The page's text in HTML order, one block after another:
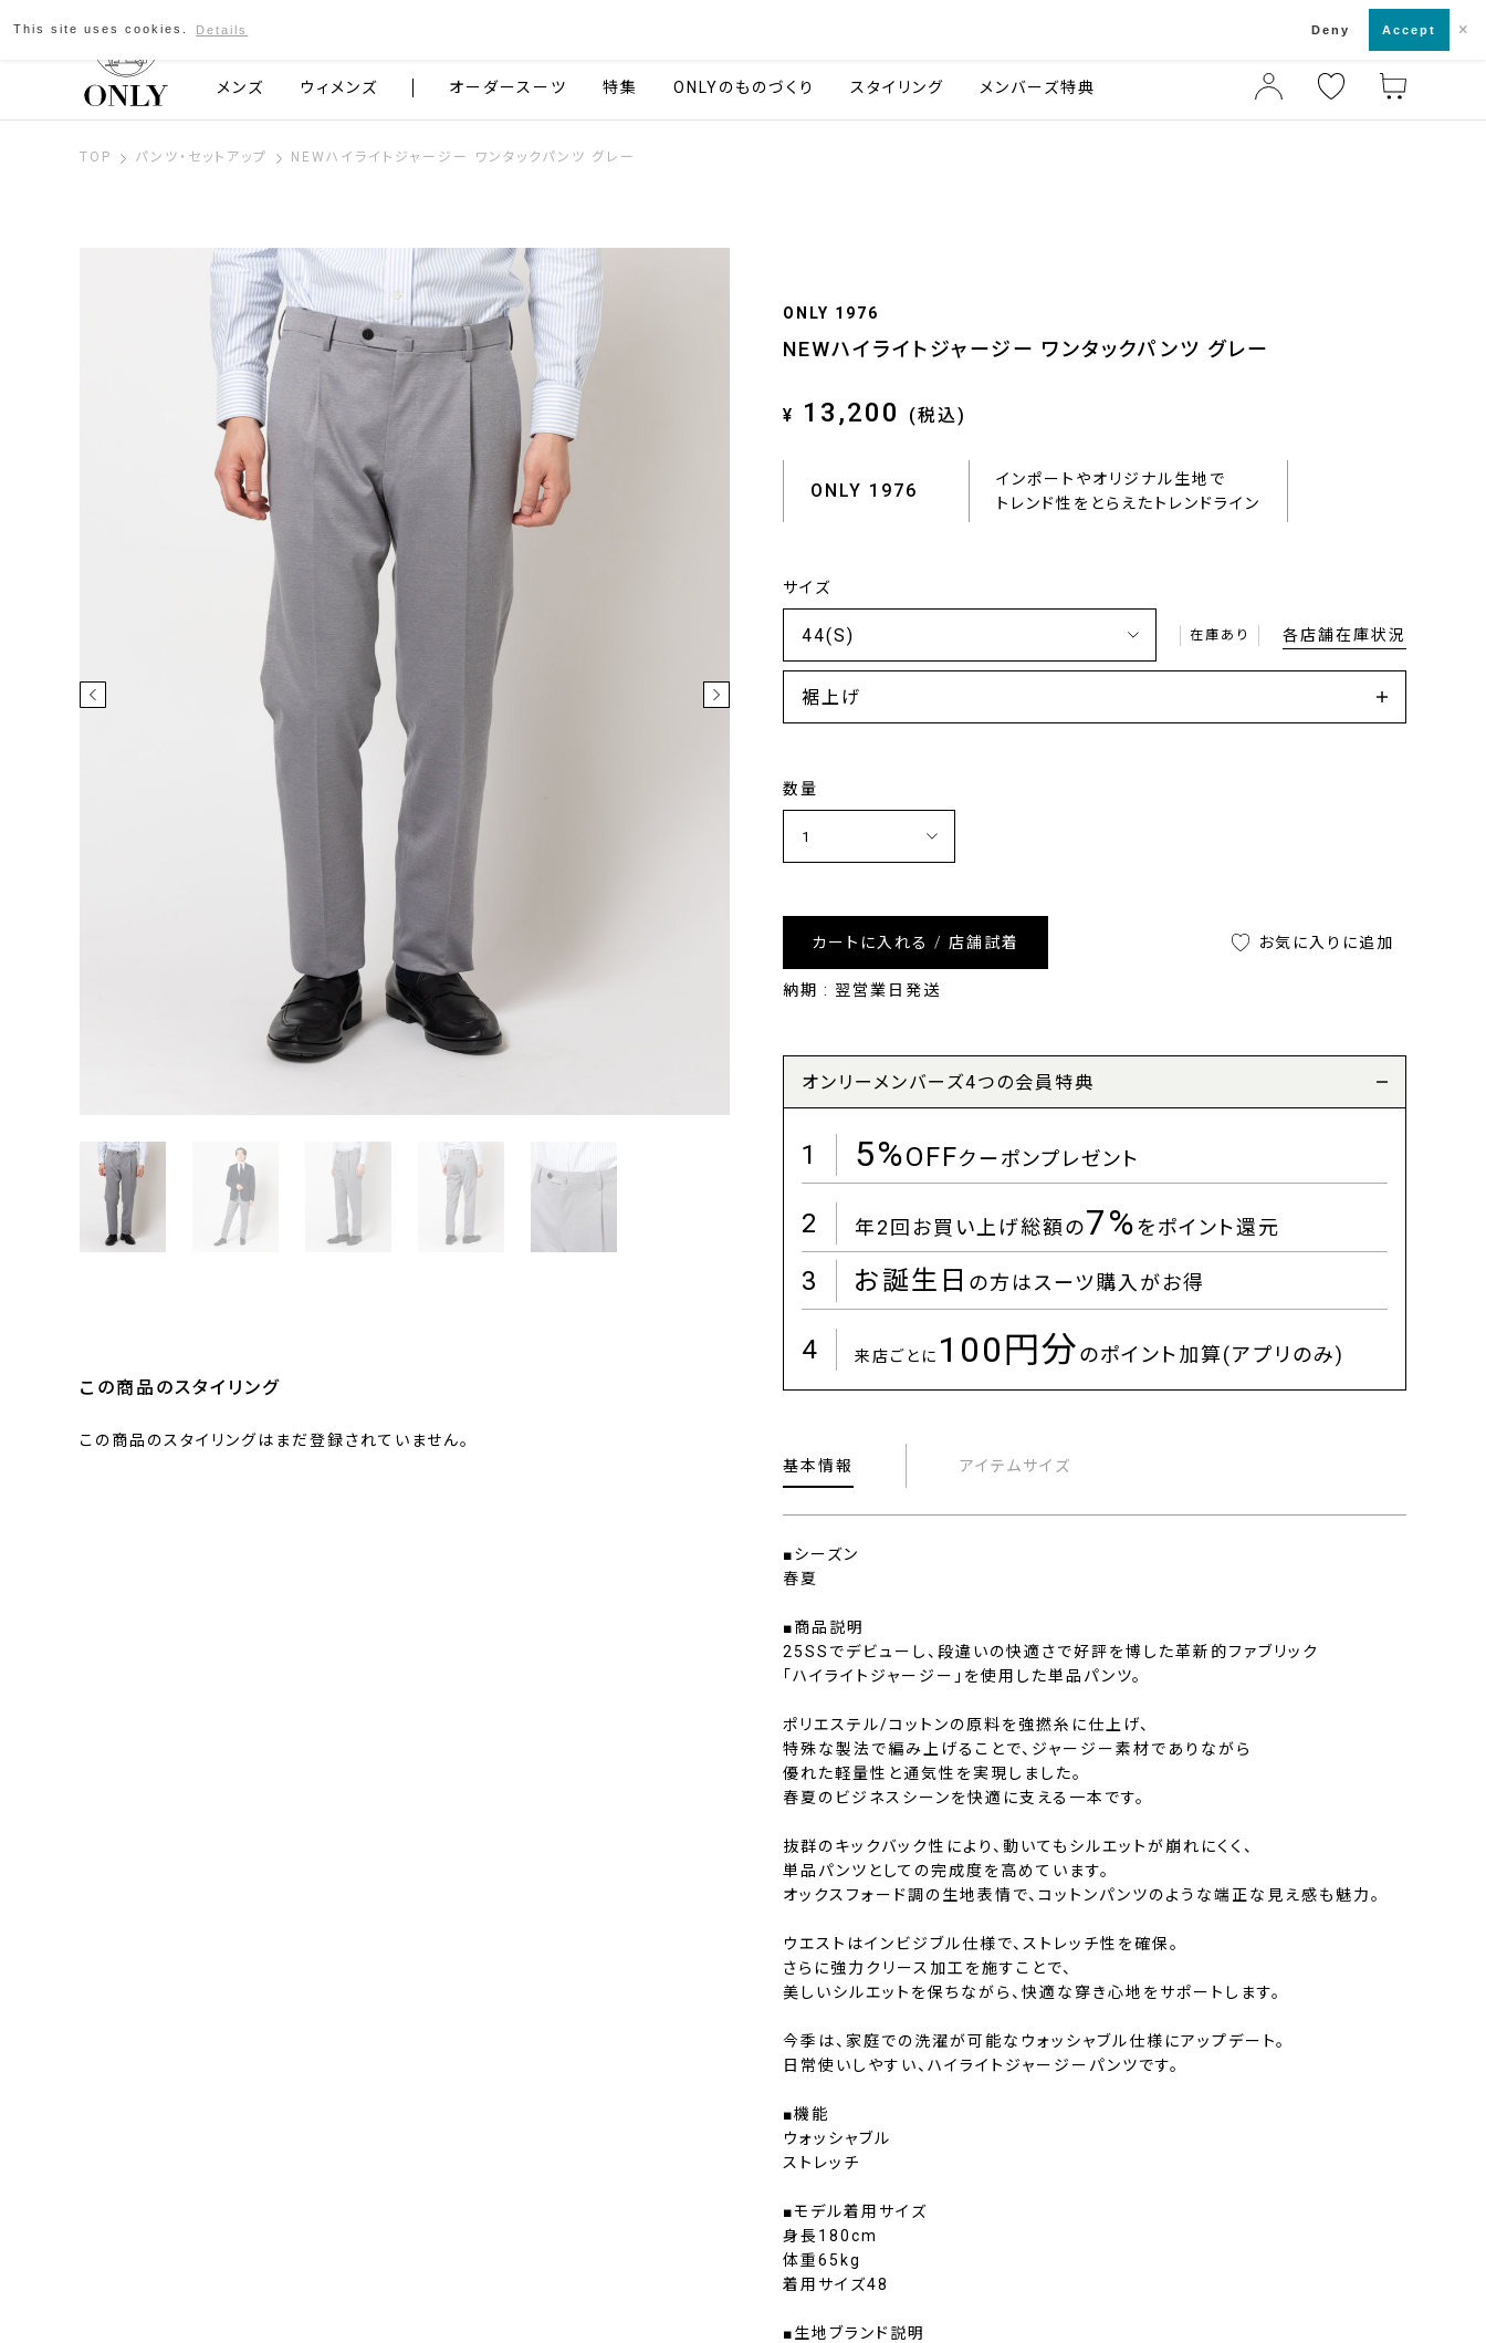
京都発のスーツブランド ONLY
メンズ ウィメンズ オーダースーツ 特集 ONLYのものづくり スタイリング メンバーズ特典
TOP パンツ・セットアップ NEWハイライトジャージー ワンタックパンツ グレー
ONLY 1976
NEWハイライトジャージー ワンタックパンツ グレー
¥ 13,200 (税込)
ONLY 1976
インポートやオリジナル生地で
トレンド性をとらえたトレンドライン
サイズ
在庫あり 各店舗在庫状況
裾上げ
数量
カートに入れる / 店舗試着
納期 : 翌営業日発送
お気に入りに追加
オンリーメンバーズ4つの会員特典
1 5%OFFクーポンプレゼント
2 年2回お買い上げ総額の7%をポイント還元
3 お誕生日 の方はスーツ購入がお得
4 来店ごとに 100円分のポイント加算(アプリのみ)
基本情報 アイテムサイズ
■シーズン
春夏
■商品説明
25SSでデビューし、段違いの快適さで好評を博した革新的ファブリック
「ハイライトジャージー」を使用した単品パンツ。
ポリエステル/コットンの原料を強撚糸に仕上げ、
特殊な製法で編み上げることで、ジャージー素材でありながら
優れた軽量性と通気性を実現しました。
春夏のビジネスシーンを快適に支える一本です。
抜群のキックバック性により、動いてもシルエットが崩れにくく、
単品パンツとしての完成度を高めています。
オックスフォード調の生地表情で、コットンパンツのような端正な見え感も魅力。
ウエストはインビジブル仕様で、ストレッチ性を確保。
さらに強力クリース加工を施すことで、
美しいシルエットを保ちながら、快適な穿き心地をサポートします。
今季は、家庭での洗濯が可能なウォッシャブル仕様にアップデート。
日常使いしやすい、ハイライトジャージーパンツです。
■機能
ウォッシャブル
ストレッチ
■モデル着用サイズ
身長180cm
体重65kg
着用サイズ48
■生地ブランド説明
この商品のスタイリング
この商品のスタイリングはまだ登録されていません。
This site uses cookies. Details Deny Accept ×